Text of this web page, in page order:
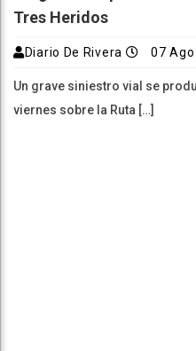
Tres Heridos
Diario De Rivera 07
Un grave siniestro vial se
viernes sobre la Ruta […]